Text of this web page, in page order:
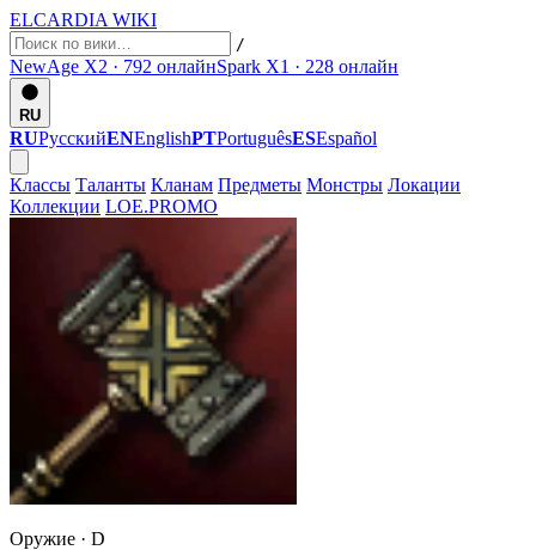
ELCARDIA WIKI
/
NewAge X2 · 792 онлайнSpark X1 · 228 онлайн
RU
RUРусскийENEnglishPTPortuguêsESEspañol
Классы Таланты Кланам Предметы Монстры Локации
Коллекции LOE.PROMO
Оружие · D